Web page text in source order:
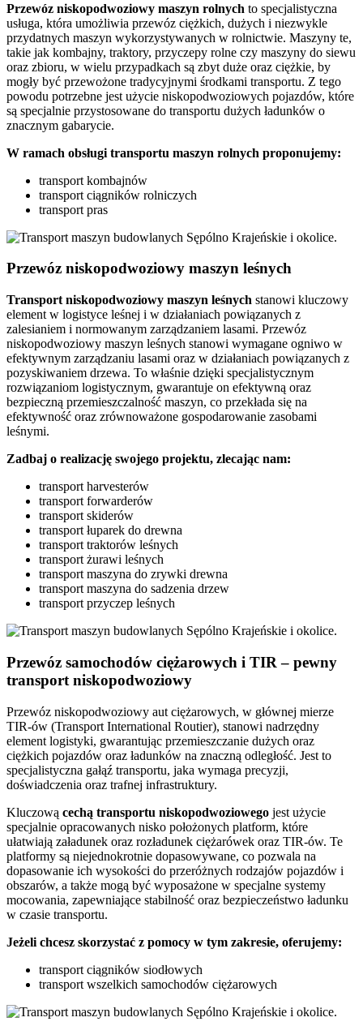
Przewóz niskopodwoziowy maszyn rolnych to specjalistyczna
usługa, która umożliwia przewóz ciężkich, dużych i niezwykle
przydatnych maszyn wykorzystywanych w rolnictwie. Maszyny te,
takie jak kombajny, traktory, przyczepy rolne czy maszyny do siewu
oraz zbioru, w wielu przypadkach są zbyt duże oraz ciężkie, by
mogły być przewożone tradycyjnymi środkami transportu. Z tego
powodu potrzebne jest użycie niskopodwoziowych pojazdów, które
są specjalnie przystosowane do transportu dużych ładunków o
znacznym gabarycie.
W ramach obsługi transportu maszyn rolnych proponujemy:
transport kombajnów
transport ciągników rolniczych
transport pras
Przewóz niskopodwoziowy maszyn leśnych
Transport niskopodwoziowy maszyn leśnych stanowi kluczowy
element w logistyce leśnej i w działaniach powiązanych z
zalesianiem i normowanym zarządzaniem lasami. Przewóz
niskopodwoziowy maszyn leśnych stanowi wymagane ogniwo w
efektywnym zarządzaniu lasami oraz w działaniach powiązanych z
pozyskiwaniem drzewa. To właśnie dzięki specjalistycznym
rozwiązaniom logistycznym, gwarantuje on efektywną oraz
bezpieczną przemieszczalność maszyn, co przekłada się na
efektywność oraz zrównoważone gospodarowanie zasobami
leśnymi.
Zadbaj o realizację swojego projektu, zlecając nam:
transport harvesterów
transport forwarderów
transport skiderów
transport łuparek do drewna
transport traktorów leśnych
transport żurawi leśnych
transport maszyna do zrywki drewna
transport maszyna do sadzenia drzew
transport przyczep leśnych
Przewóz samochodów ciężarowych i TIR – pewny
transport niskopodwoziowy
Przewóz niskopodwoziowy aut ciężarowych, w głównej mierze
TIR-ów (Transport International Routier), stanowi nadrzędny
element logistyki, gwarantując przemieszczanie dużych oraz
ciężkich pojazdów oraz ładunków na znaczną odległość. Jest to
specjalistyczna gałąź transportu, jaka wymaga precyzji,
doświadczenia oraz trafnej infrastruktury.
Kluczową cechą transportu niskopodwoziowego jest użycie
specjalnie opracowanych nisko położonych platform, które
ułatwiają załadunek oraz rozładunek ciężarówek oraz TIR-ów. Te
platformy są niejednokrotnie dopasowywane, co pozwala na
dopasowanie ich wysokości do przeróżnych rodzajów pojazdów i
obszarów, a także mogą być wyposażone w specjalne systemy
mocowania, zapewniające stabilność oraz bezpieczeństwo ładunku
w czasie transportu.
Jeżeli chcesz skorzystać z pomocy w tym zakresie, oferujemy:
transport ciągników siodłowych
transport wszelkich samochodów ciężarowych